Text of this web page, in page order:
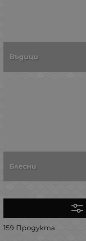
Въдици
Блесни
159 Продукта